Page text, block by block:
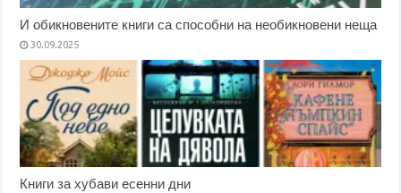
И обикновените книги са способни на необикновени неща
30.09.2025
Книги за хубави есенни дни